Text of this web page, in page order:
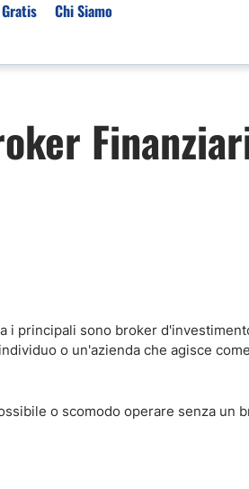
Segnali Trading
Copy Trading Forex
Previsioni Forex Oggi
Mercato Azionario Oggi
Chi Siamo
i principali sono broker
o un'azienda che agisce come
o scomodo operare senza un